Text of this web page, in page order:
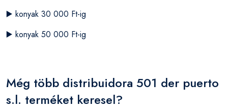
▶️ konyak 30 000 Ft-ig
▶️ konyak 50 000 Ft-ig
Még több distribuidora 501 der puerto
s.l. terméket keresel?